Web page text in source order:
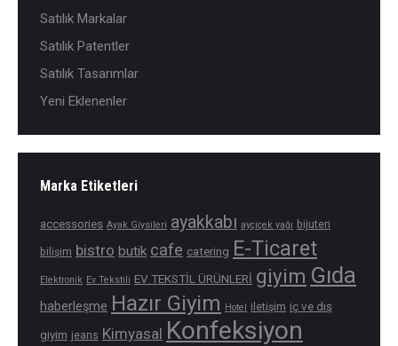
Satılık Markalar
Satılık Patentler
Satılık Tasarımlar
Yeni Eklenenler
Marka Etiketleri
accessories Ayak Giysileri ayakkabı ayçiçek yağı bijuteri
bilişim bistro butik cafe catering E-Ticaret
Elektronik Ev Tekstili EV TEKSTİL ÜRÜNLERİ giyim Gıda
haberleşme Hazır Giyim Hotel iletişim iç ve dış
giyim jeans Kimyasal Konfeksiyon